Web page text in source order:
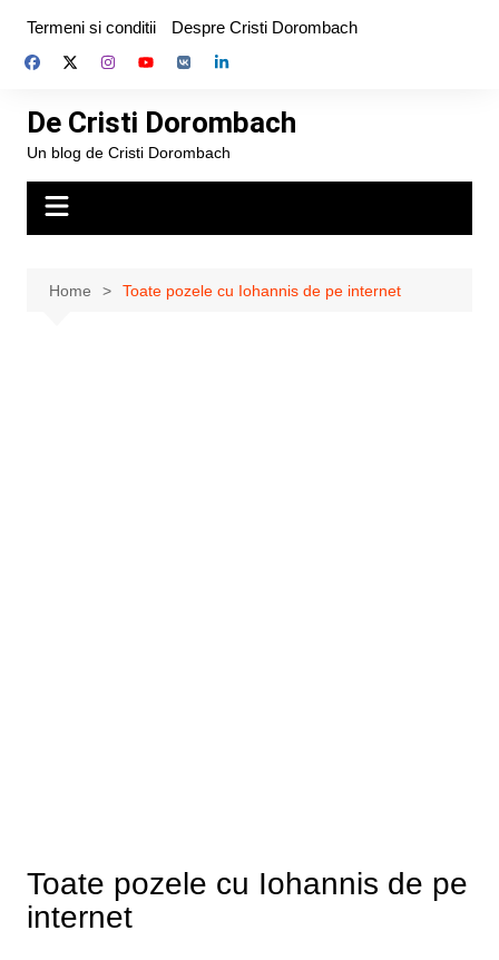
content
Termeni si conditii Despre Cristi Dorombach
De Cristi Dorombach
Un blog de Cristi Dorombach
Home Toate pozele cu Iohannis de pe internet
Toate pozele cu Iohannis de pe
internet